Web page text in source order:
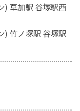
) 草加駅 谷塚駅西
) 竹ノ塚駅 谷塚駅